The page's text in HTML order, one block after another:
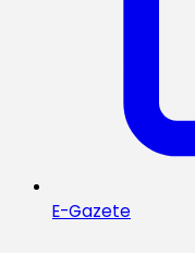
E-Gazete